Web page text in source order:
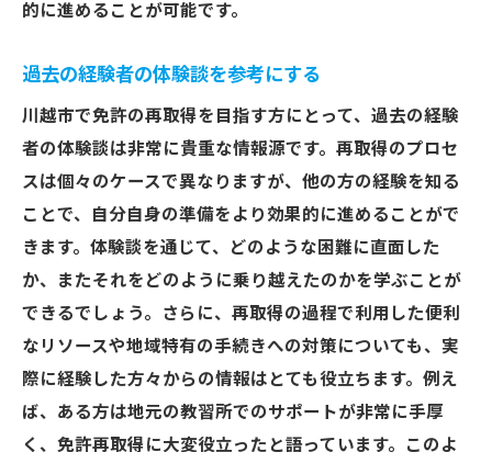
的に進めることが可能です。
過去の経験者の体験談を参考にする
川越市で免許の再取得を目指す方にとって、過去の経験
者の体験談は非常に貴重な情報源です。再取得のプロセ
スは個々のケースで異なりますが、他の方の経験を知る
ことで、自分自身の準備をより効果的に進めることがで
きます。体験談を通じて、どのような困難に直面した
か、またそれをどのように乗り越えたのかを学ぶことが
できるでしょう。さらに、再取得の過程で利用した便利
なリソースや地域特有の手続きへの対策についても、実
際に経験した方々からの情報はとても役立ちます。例え
ば、ある方は地元の教習所でのサポートが非常に手厚
く、免許再取得に大変役立ったと語っています。このよ